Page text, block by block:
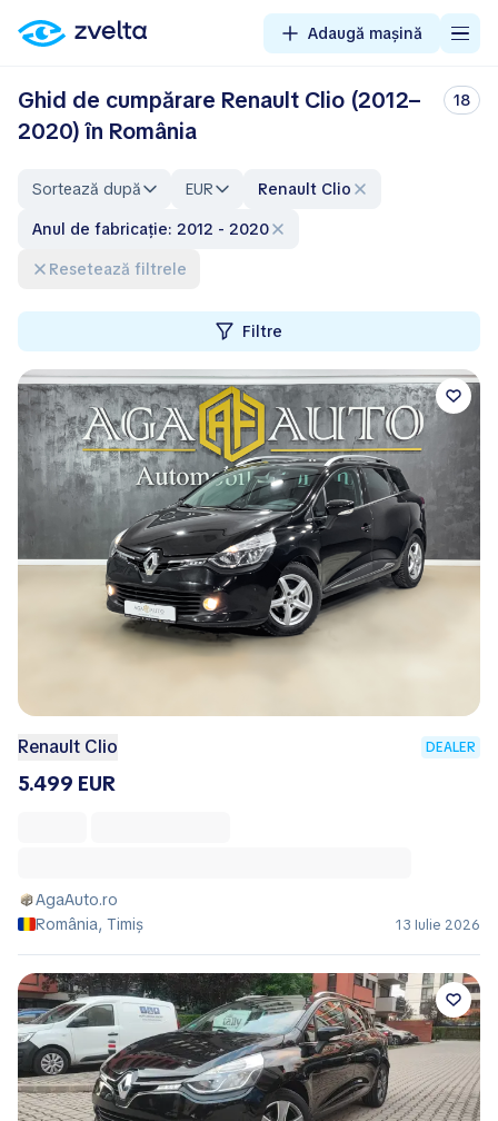
Adaugă mașină
Ghid de cumpărare Renault Clio (2012–
2020) în România
18
Sortează după EUR
Renault Clio
Anul de fabricație: 2012 - 2020
Resetează filtrele
Filtre
Renault Clio DEALER
5.499 EUR
AgaAuto.ro
România, Timiș
13 Iulie 2026